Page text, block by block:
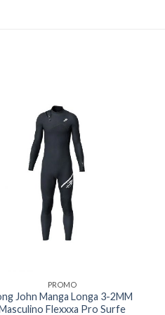
PROMO
John Manga Longa 3-2MM
Masculino Flexxxa Pro Surfe